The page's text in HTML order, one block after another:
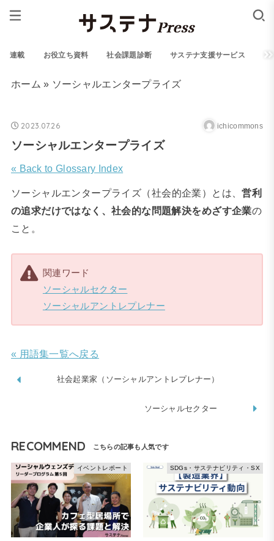
連載 お役立ち資料 社会課題診断 サステナ支援サービス
ホーム » ソーシャルエンタープライズ
2023.07.26 ichicommons
ソーシャルエンタープライズ
« Back to Glossary Index
ソーシャルエンタープライズ （社会的企業）とは、営利
の追求だけではなく、社会的な問題解決をめざす企業の
こと。
関連ワード
ソーシャルセクター
ソーシャルアントレプレナー
« 用語集一覧へ戻る
社会起業家（ソーシャルアントレプレナー）
ソーシャルセクター
RECOMMEND
イベントレポート SDGs・サステナビリティ・SX